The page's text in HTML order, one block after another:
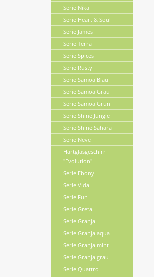
Serie Nika
Serie Heart & Soul
Serie James
Serie Terra
Serie Spices
Serie Rusty
Serie Samoa Blau
Serie Samoa Grau
Serie Samoa Grün
Serie Shine Jungle
Serie Shine Sahara
Serie Neve
Hartglasgeschirr
"Evolution"
Serie Ebony
Serie Vida
Serie Fun
Serie Greta
Serie Granja
Serie Granja aqua
Serie Granja mint
Serie Granja grau
Serie Quattro